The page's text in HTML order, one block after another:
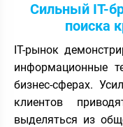
Сильный IT-
поиска
IT-рынок
информационные
бизнес-сферах.
клиентов
выделяться из